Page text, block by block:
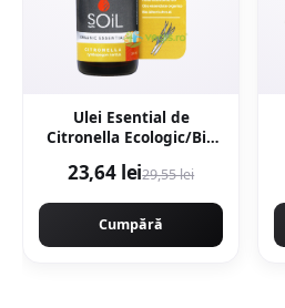
Ulei Esential de
Citronella Ecologic/Bio
23,64 lei29,55 lei
Cumpără